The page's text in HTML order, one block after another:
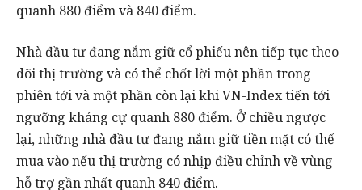
quanh 880 điểm và 840 điểm.
Nhà đầu tư đang nắm giữ cổ phiếu nên tiếp tục theo
dõi thị trường và có thể chốt lời một phần trong
phiên tới và một phần còn lại khi VN-Index tiến tới
ngưỡng kháng cự quanh 880 điểm. Ở chiều ngược
lại, những nhà đầu tư đang nắm giữ tiền mặt có thể
mua vào nếu thị trường có nhịp điều chỉnh về vùng
hỗ trợ gần nhất quanh 840 điểm.